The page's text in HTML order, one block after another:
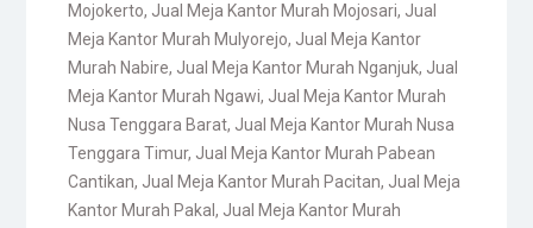
Mojokerto, Jual Meja Kantor Murah Mojosari, Jual
Meja Kantor Murah Mulyorejo, Jual Meja Kantor
Murah Nabire, Jual Meja Kantor Murah Nganjuk, Jual
Meja Kantor Murah Ngawi, Jual Meja Kantor Murah
Nusa Tenggara Barat, Jual Meja Kantor Murah Nusa
Tenggara Timur, Jual Meja Kantor Murah Pabean
Cantikan, Jual Meja Kantor Murah Pacitan, Jual Meja
Kantor Murah Pakal , Jual Meja Kantor Murah